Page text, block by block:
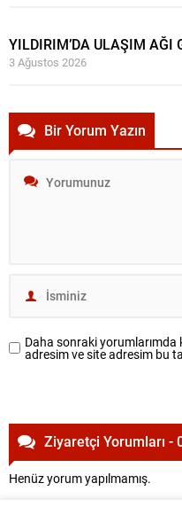
YILDIRIM’DA ULAŞIM AĞI
3 Ağustos 2026
Bir Yorum Yazın
Daha sonraki yorumlarımda
adresim ve site adresim bu
Ziyaretçi Yorumları -
Henüz yorum yapılmamış.